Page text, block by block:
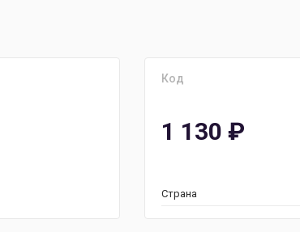
Код
1 130 ₽
Страна